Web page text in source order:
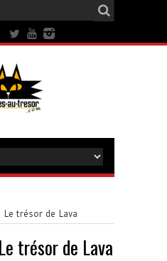
Le trésor de Lava
Le trésor de Lava